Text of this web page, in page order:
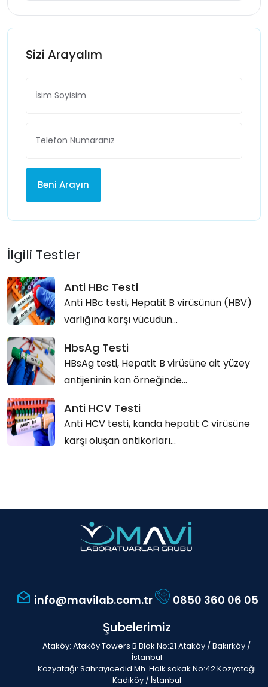
Sizi Arayalım
Beni Arayın
İlgili Testler
Anti HBc Testi
Anti HBc testi, Hepatit B virüsünün (HBV)
varlığına karşı vücudun...
HbsAg Testi
HBsAg testi, Hepatit B virüsüne ait yüzey
antijeninin kan örneğinde...
Anti HCV Testi
Anti HCV testi, kanda hepatit C virüsüne
karşı oluşan antikorları...
info@mavilab.com.tr 0850 360 06 05
Şubelerimiz
Ataköy: Ataköy Towers B Blok No:21 Ataköy / Bakırköy /
İstanbul
Kozyatağı: Sahrayıcedid Mh. Halk sokak No:42 Kozyatağı
Kadıköy / İstanbul